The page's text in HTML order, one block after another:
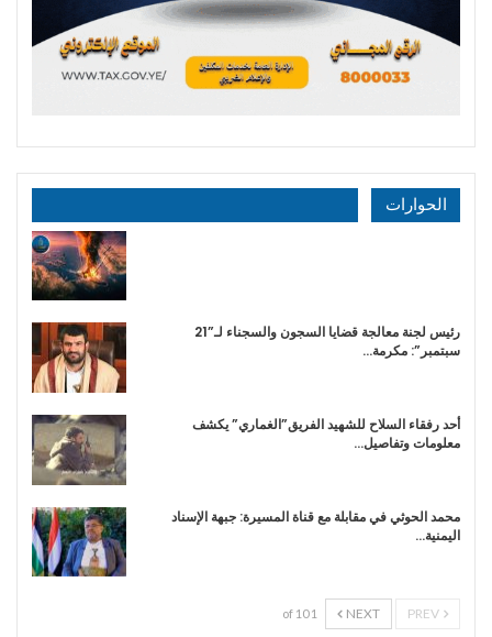
الحوارات
رئيس لجنة معالجة قضايا السجون والسجناء لـ”21
سبتمبر”: مكرمة…
أحد رفقاء السلاح للشهيد الفريق”الغماري” يكشف
معلومات وتفاصيل…
محمد الحوثي في مقابلة مع قناة المسيرة: جبهة الإسناد
اليمنية…
NEXT
1 of 10